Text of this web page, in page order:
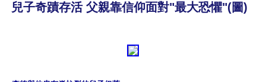
兒子奇蹟存活 父親靠信仰面對"最大恐懼"(圖)